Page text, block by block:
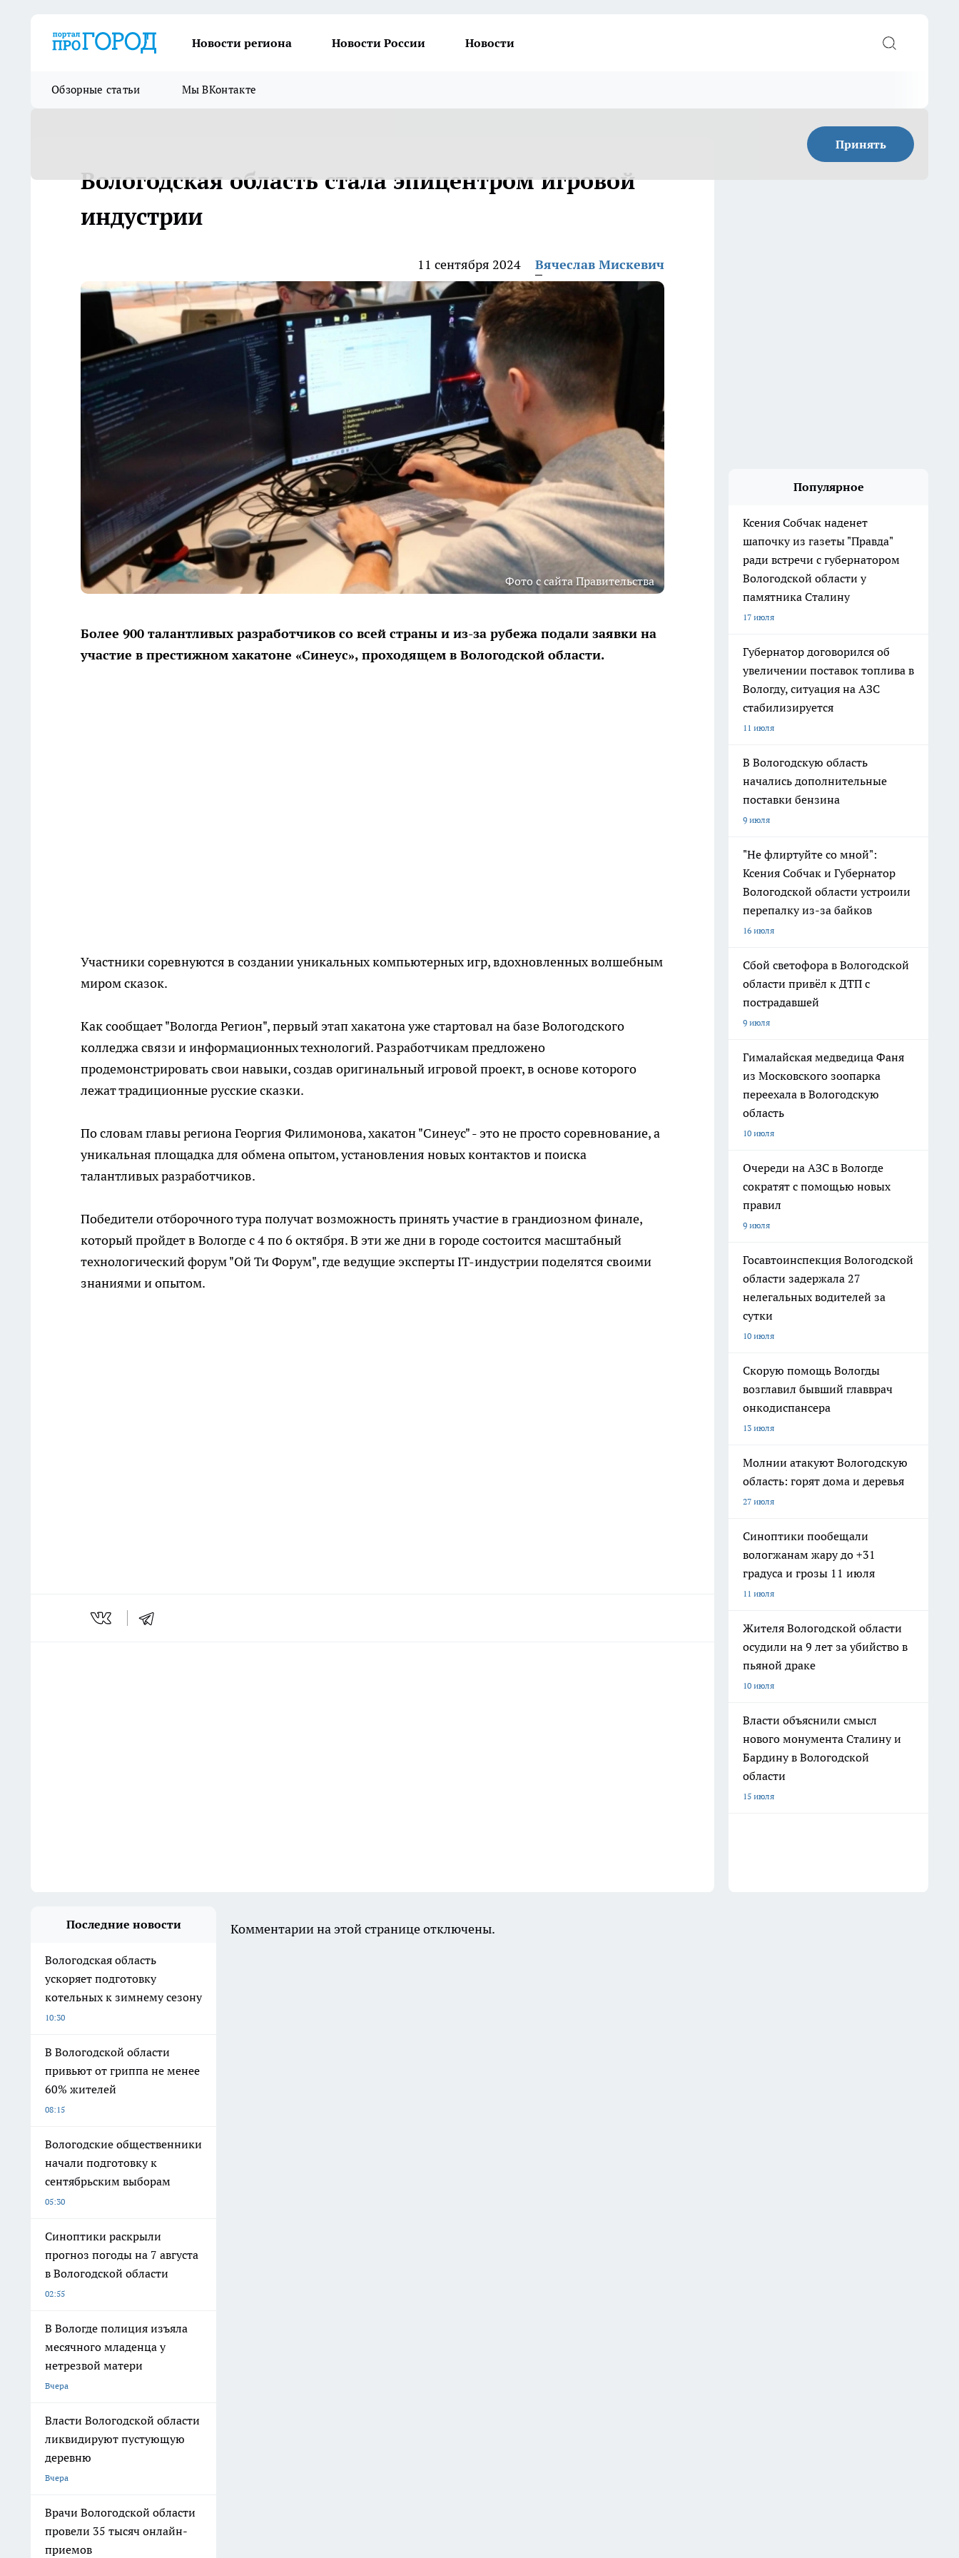
Новости региона Новости России Новости
Обзорные статьи Мы ВКонтакте
Принять
Вологодская область стала эпицентром игровой
индустрии
11 сентября 2024 Вячеслав Мискевич
Фото с сайта Правительства
Более 900 талантливых разработчиков со всей страны и из-за рубежа подали заявки на
участие в престижном хакатоне «Синеус», проходящем в Вологодской области.
Участники соревнуются в создании уникальных компьютерных игр, вдохновленных волшебным
миром сказок.
Как сообщает "Вологда Регион", первый этап хакатона уже стартовал на базе Вологодского
колледжа связи и информационных технологий. Разработчикам предложено
продемонстрировать свои навыки, создав оригинальный игровой проект, в основе которого
лежат традиционные русские сказки.
По словам главы региона Георгия Филимонова, хакатон "Синеус" - это не просто соревнование, а
уникальная площадка для обмена опытом, установления новых контактов и поиска
талантливых разработчиков.
Победители отборочного тура получат возможность принять участие в грандиозном финале,
который пройдет в Вологде с 4 по 6 октября. В эти же дни в городе состоится масштабный
технологический форум "Ой Ти Форум", где ведущие эксперты IT-индустрии поделятся своими
знаниями и опытом.
Популярное
Ксения Собчак наденет
шапочку из газеты "Правда"
ради встречи с губернатором
Вологодской области у
памятника Сталину
17 июля
Губернатор договорился об
увеличении поставок топлива в
Вологду, ситуация на АЗС
стабилизируется
11 июля
В Вологодскую область
начались дополнительные
поставки бензина
9 июля
"Не флиртуйте со мной":
Ксения Собчак и Губернатор
Вологодской области устроили
перепалку из-за байков
16 июля
Сбой светофора в Вологодской
области привёл к ДТП с
пострадавшей
9 июля
Гималайская медведица Фаня
из Московского зоопарка
переехала в Вологодскую
область
10 июля
Очереди на АЗС в Вологде
сократят с помощью новых
правил
9 июля
Госавтоинспекция Вологодской
области задержала 27
нелегальных водителей за
сутки
10 июля
Скорую помощь Вологды
возглавил бывший главврач
онкодиспансера
13 июля
Молнии атакуют Вологодскую
область: горят дома и деревья
27 июля
Синоптики пообещали
вологжанам жару до +31
градуса и грозы 11 июля
11 июля
Жителя Вологодской области
осудили на 9 лет за убийство в
пьяной драке
10 июля
Власти объяснили смысл
нового монумента Сталину и
Бардину в Вологодской
области
15 июля
Последние новости
Вологодская область
ускоряет подготовку
котельных к зимнему сезону
10:30
В Вологодской области
привьют от гриппа не менее
60% жителей
08:15
Вологодские общественники
начали подготовку к
сентябрьским выборам
05:30
Синоптики раскрыли
прогноз погоды на 7 августа
в Вологодской области
02:55
В Вологде полиция изъяла
месячного младенца у
нетрезвой матери
Вчера
Власти Вологодской области
ликвидируют пустующую
деревню
Вчера
Врачи Вологодской области
провели 35 тысяч онлайн-
приемов
Комментарии на этой странице отключены.